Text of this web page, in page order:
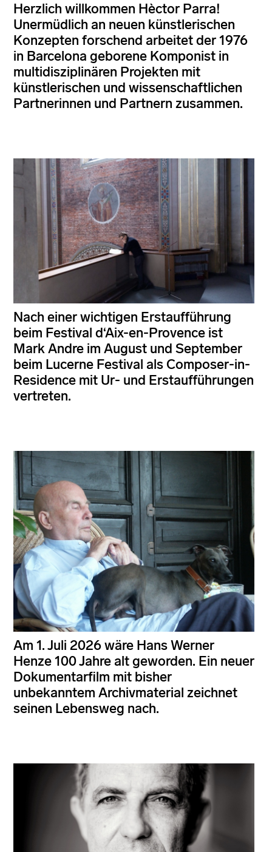
Herzlich willkommen Hèctor Parra!
Unermüdlich an neuen künstlerischen
Konzepten forschend arbeitet der 1976
in Barcelona geborene Komponist in
multidisziplinären Projekten mit
künstlerischen und wissenschaftlichen
Partnerinnen und Partnern zusammen.
Nach einer wichtigen Erstaufführung
beim Festival d‘Aix-en-Provence ist
Mark Andre im August und September
beim Lucerne Festival als Composer-in-
Residence mit Ur- und Erstaufführungen
vertreten.
Am 1. Juli 2026 wäre Hans Werner
Henze 100 Jahre alt geworden. Ein neuer
Dokumentarfilm mit bisher
unbekanntem Archivmaterial zeichnet
seinen Lebensweg nach.